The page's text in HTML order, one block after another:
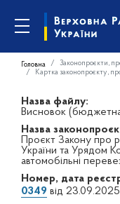
Головна Законопроєкти,
Картка законопроєкту,
Назва файлу:
Висновок
Назва
Проєкт Закону про
України та Урядом
автомобільні
Номер, дата
0349 від 23.09.2025